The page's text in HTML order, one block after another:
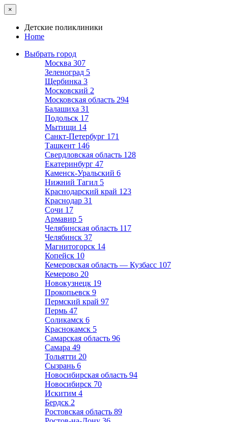
×
Детские поликлиники
Home
Выбрать город
Москва 307
Зеленоград 5
Щербинка 3
Московский 2
Московская область 294
Балашиха 31
Подольск 17
Мытищи 14
Санкт-Петербург 171
Ташкент 146
Свердловская область 128
Екатеринбург 47
Каменск-Уральский 6
Нижний Тагил 5
Краснодарский край 123
Краснодар 31
Сочи 17
Армавир 5
Челябинская область 117
Челябинск 37
Магнитогорск 14
Копейск 10
Кемеровская область — Кузбасс 107
Кемерово 20
Новокузнецк 19
Прокопьевск 9
Пермский край 97
Пермь 47
Соликамск 6
Краснокамск 5
Самарская область 96
Самара 49
Тольятти 20
Сызрань 6
Новосибирская область 94
Новосибирск 70
Искитим 4
Бердск 2
Ростовская область 89